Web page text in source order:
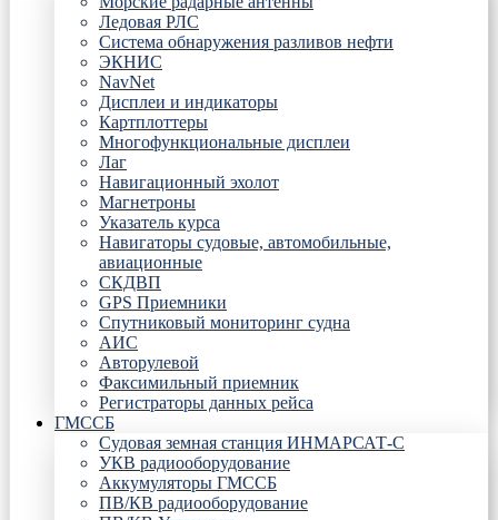
Ледовая РЛС
Система обнаружения разливов нефти
ЭКНИС
NavNet
Дисплеи и индикаторы
Картплоттеры
Многофункциональные дисплеи
Лаг
Навигационный эхолот
Магнетроны
Указатель курса
Навигаторы судовые, автомобильные,
авиационные
СКДВП
GPS Приемники
Спутниковый мониторинг судна
АИС
Авторулевой
Факсимильный приемник
Регистраторы данных рейса
ГМССБ
Судовая земная станция ИНМАРСАТ-С
УКВ радиооборудование
Аккумуляторы ГМССБ
ПВ/КВ радиооборудование